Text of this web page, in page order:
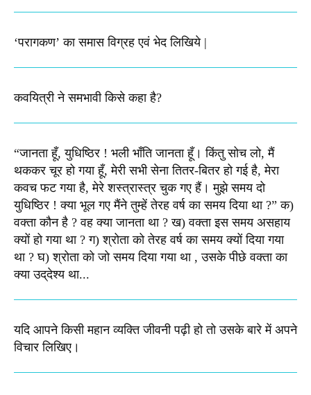
‘परागकण’ का समास विग्रह एवं भेद लिखिये |
कवयित्री ने समभावी किसे कहा है?
“जानता हूँ, युधिष्ठिर ! भली भाँति जानता हूँ। किंतु सोच लो, मैं
थककर चूर हो गया हूँ, मेरी सभी सेना तितर-बितर हो गई है, मेरा
कवच फट गया है, मेरे शस्‍त्रास्‍त्र चुक गए हैं। मुझे समय दो
युधिष्‍ठिर ! क्‍या भूल गए मैंने तुम्‍हें तेरह वर्ष का समय दिया था ?” क)
वक्‍ता कौन है ? वह क्‍या जानता था ? ख) वक्‍ता इस समय असहाय
क्यों हो गया था ? ग) श्रोता को तेरह वर्ष का समय क्‍यों दिया गया
था ? घ) श्रोता को जो समय दिया गया था , उसके पीछे वक्‍ता का
क्‍या उद्‌देश्‍य था...
यदि आपने किसी महान व्यक्ति जीवनी पढ़ी हो तो उसके बारे में अपने
विचार लिखिए।